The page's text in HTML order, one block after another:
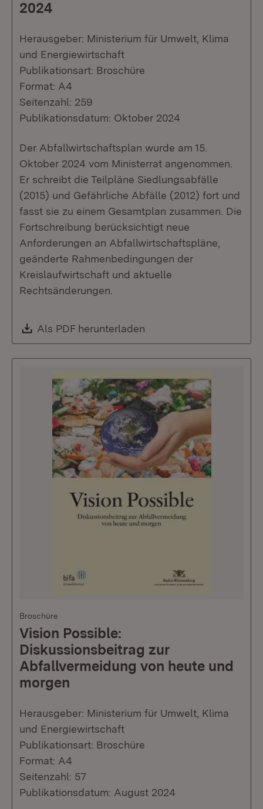
2024
Herausgeber: Ministerium für Umwelt, Klima
und Energiewirtschaft
Publikationsart: Broschüre
Format: A4
Seitenzahl: 259
Publikationsdatum: Oktober 2024
Der Abfallwirtschaftsplan wurde am 15.
Oktober 2024 vom Ministerrat angenommen.
Er schreibt die Teilpläne Siedlungsabfälle
(2015) und Gefährliche Abfälle (2012) fort und
fasst sie zu einem Gesamtplan zusammen. Die
Fortschreibung berücksichtigt neue
Anforderungen an Abfallwirtschaftspläne,
geänderte Rahmenbedingungen der
Kreislaufwirtschaft und aktuelle
Rechtsänderungen.
Download:
Als PDF herunterladen
Broschüre
Vision Possible:
Diskussionsbeitrag zur
Abfallvermeidung von heute und
morgen
Herausgeber: Ministerium für Umwelt, Klima
und Energiewirtschaft
Publikationsart: Broschüre
Format: A4
Seitenzahl: 57
Publikationsdatum: August 2024